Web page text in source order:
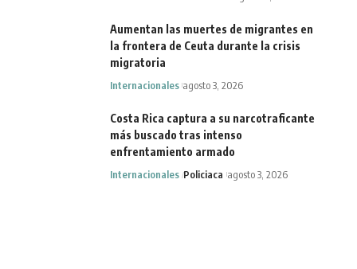
Aumentan las muertes de migrantes en
la frontera de Ceuta durante la crisis
migratoria
Internacionales agosto 3, 2026
Costa Rica captura a su narcotraficante
más buscado tras intenso
enfrentamiento armado
Internacionales Policiaca agosto 3, 2026